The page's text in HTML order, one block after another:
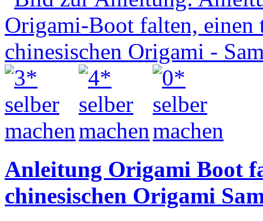
Anleitung Origami Boot
chinesischen Origami